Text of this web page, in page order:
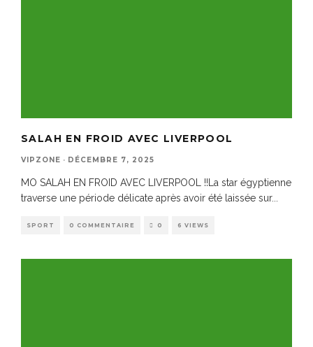
SALAH EN FROID AVEC LIVERPOOL
VIPZONE · DÉCEMBRE 7, 2025
MO SALAH EN FROID AVEC LIVERPOOL !!La star égyptienne
traverse une période délicate après avoir été laissée sur...
SPORT 0 COMMENTAIRE 0 6 VIEWS